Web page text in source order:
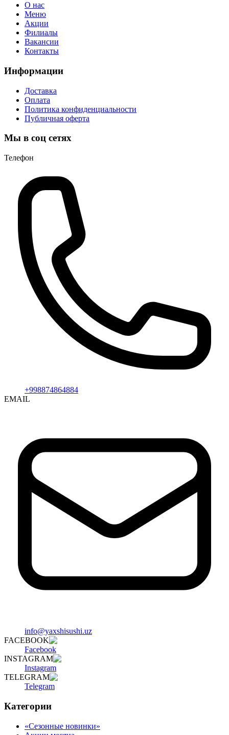
О нас
Меню
Акции
Филиалы
Вакансии
Контакты
Информации
Доставка
Оплата
Политика конфиденциальности
Публичная оферта
Мы в соц сетях
Телефон
+998874864884
EMAIL
info@yaxshisushi.uz
FACEBOOK
Facebook
INSTAGRAM
Instagram
TELEGRAM
Telegram
Категории
«Сезонные новинки»